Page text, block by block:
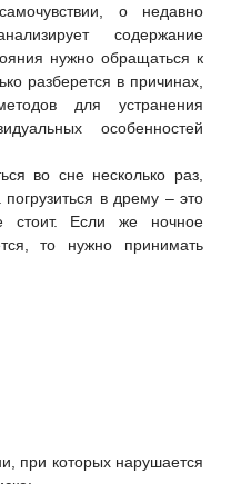
о недавно
содержание
нужно обращаться к
разберется в причинах,
для устранения
особенностей
во сне несколько раз,
в дрему – это
Если же ночное
то нужно принимать
при которых нарушается